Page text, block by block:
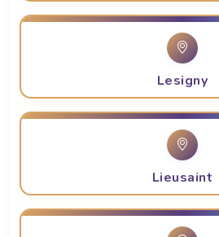
Lesigny
Lieusaint